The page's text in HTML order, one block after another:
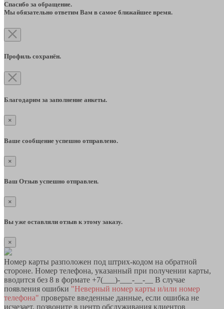
Спасибо за обращение.
Мы обязательно ответим Вам в самое ближайшее время.
Профиль сохранён.
Благодарим за заполнение анкеты.
×
Ваше сообщение успешно отправлено.
×
Ваш Отзыв успешно отправлен.
×
Вы уже оставляли отзыв к этому заказу.
×
Номер карты разположен под штрих-кодом на обратной
стороне. Номер телефона, указанный при получении карты,
вводится без 8 в формате +7(___)-___-__-__ В случае
появления ошибки "Неверный номер карты и/или номер
телефона" проверьте введенные данные, если ошибка не
исчезает, позвоните в центр обслуживания клиентов